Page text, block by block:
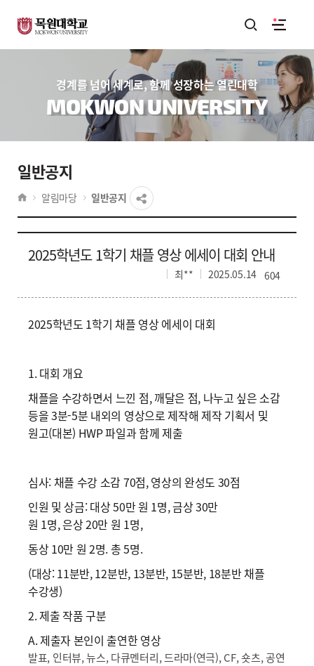
경계를 넘어 세계로, 함께 성장하는 열린대학
MOKWON UNIVERSITY
일반공지
알림마당 일반공지
2025학년도 1학기 채플 영상 에세이 대회 안내
최** 2025.05.14 604
2025학년도 1학기 채플 영상 에세이 대회
1. 대회 개요
채플을 수강하면서 느낀 점, 깨달은 점, 나누고 싶은 소감
등을 3분-5분 내외의 영상으로 제작해 제작 기획서 및
원고(대본) HWP 파일과 함께 제출
심사: 채플 수강 소감 70점, 영상의 완성도 30점
인원 및 상금: 대상 50만 원 1명, 금상 30만
원 1명, 은상 20만 원 1명,
동상 10만 원 2명. 총 5명.
(대상: 11분반, 12분반, 13분반, 15분반, 18분반 채플
수강생)
2. 제출 작품 구분
A. 제출자 본인이 출연한 영상
발표, 인터뷰, 뉴스, 다큐멘터리, 드라마(연극), CF, 숏츠, 공연